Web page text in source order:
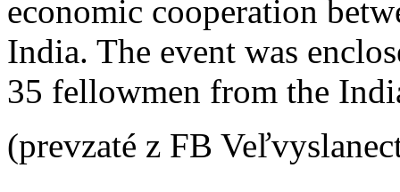
economic cooperation
India. The event was
35 fellowmen from the
(prevzaté z FB